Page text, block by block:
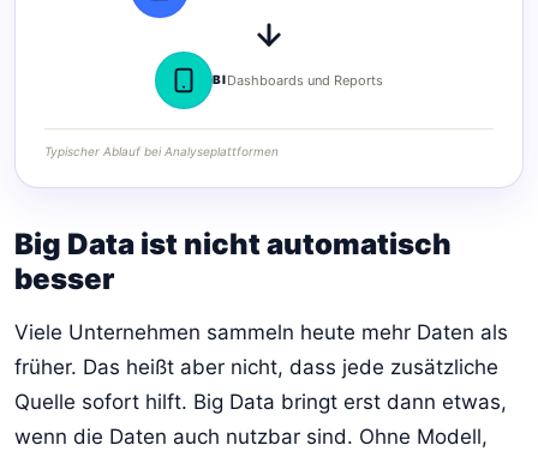
BIDashboards und Reports
Typischer Ablauf bei Analyseplattformen
Big Data ist nicht automatisch
besser
Viele Unternehmen sammeln heute mehr Daten als
früher. Das heißt aber nicht, dass jede zusätzliche
Quelle sofort hilft. Big Data bringt erst dann etwas,
wenn die Daten auch nutzbar sind. Ohne Modell,